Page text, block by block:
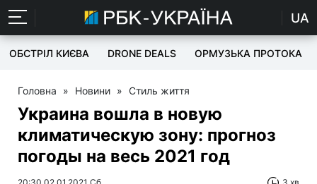
UA
ОБСТРІЛ КИЄВА DRONE DEALS ОРМУЗЬКА ПРОТОКА
Головна » Новини » Стиль життя
Украина вошла в новую
климатическую зону: прогноз
погоды на весь 2021 год